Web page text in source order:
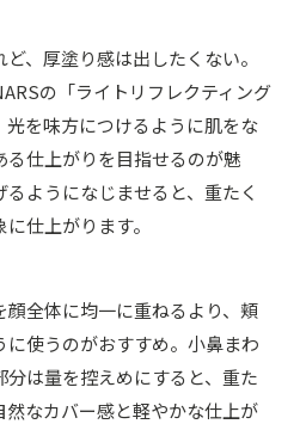
、厚塗り感は出したくない。
の「ライトリフレクティング
を味方につけるように肌をな
仕上がりを目指せるのが魅
ようになじませると、重たく
仕上がります。
全体に均一に重ねるより、頬
使うのがおすすめ。小鼻まわ
分は量を控えめにすると、重た
然なカバー感と軽やかな仕上が